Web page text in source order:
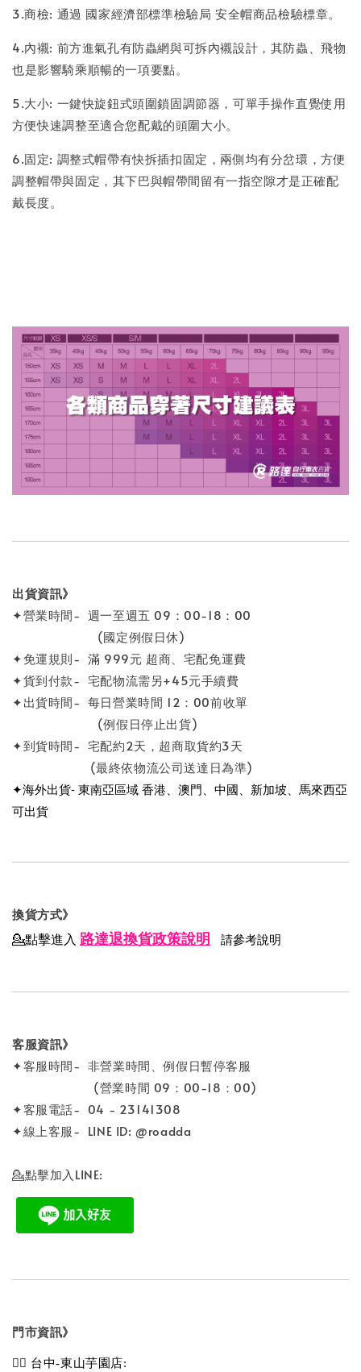
3.商檢: 通過 國家經濟部標準檢驗局 安全帽商品檢驗標章。
4.內襯: 前方進氣孔有防蟲網與可拆內襯設計，其防蟲、飛物
也是影響騎乘順暢的一項要點。
5.大小: 一鍵快旋鈕式頭圍鎖固調節器，可單手操作直覺使用
方便快速調整至適合您配戴的頭圍大小。
6.固定: 調整式帽帶有快拆插扣固定，兩側均有分岔環，方便
調整帽帶與固定，其下巴與帽帶間留有一指空隙才是正確配
戴長度。
出貨資訊》
✦營業時間- 週一至週五 09：00-18：00
(國定例假日休)
✦免運規則- 滿 999元 超商、宅配免運費
✦貨到付款- 宅配物流需另+45元手續費
✦出貨時間- 每日營業時間 12：00前收單
(例假日停止出貨)
✦到貨時間- 宅配約2天，超商取貨約3天
(最終依物流公司送達日為準)
✦海外出貨- 東南亞區域 香港、澳門、中國、新加坡、馬來西亞
可出貨
換貨方式》
💁點擊進入 路達退換貨政策說明 請參考說明
客服資訊》
✦客服時間- 非營業時間、例假日暫停客服
(營業時間 09：00-18：00)
✦客服電話- 04 - 23141308
✦線上客服- LINE ID: @roadda
💁點擊加入LINE:
門市資訊》
💁‍♀️ 台中-東山芋園店: